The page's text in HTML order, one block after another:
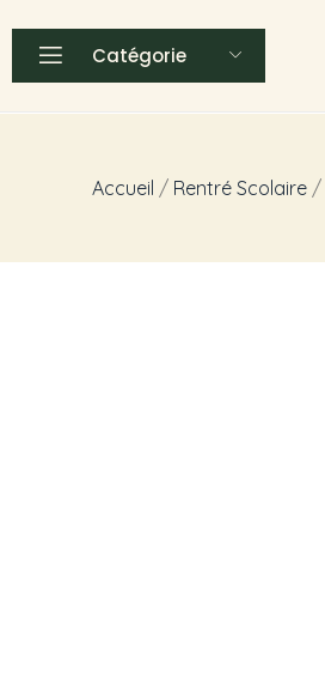
Catégorie
Accueil Rentré Scolaire